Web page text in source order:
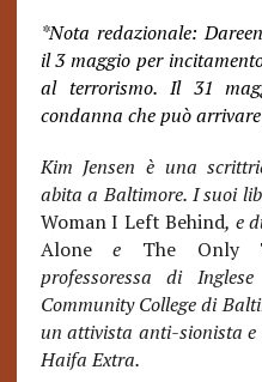
*Nota redazionale:
il 3 maggio per
al terrorismo. Il 31
condanna che può
Kim Jensen è una
abita a Baltimore. I suoi
Woman I Left Behind, e
Alonee The Only
professoressa di
Community College di
un attivista anti-sionista e
Haifa Extra.